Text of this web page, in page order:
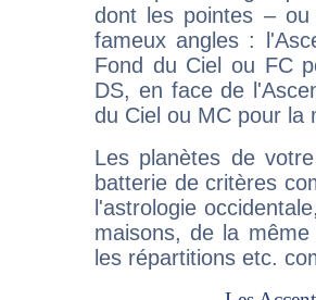
dont les pointes –
fameux angles :
Fond du Ciel ou FC
DS, en face de
du Ciel ou MC pour la
Les planètes de
batterie de critères
l'astrologie
maisons, de la
les répartitions etc.